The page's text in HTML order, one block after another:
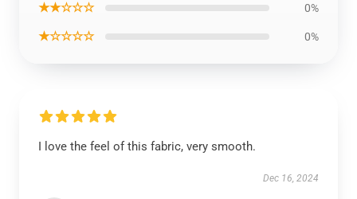
★★☆☆☆ 0%
★☆☆☆☆ 0%
I love the feel of this fabric, very smooth.
Dec 16, 2024